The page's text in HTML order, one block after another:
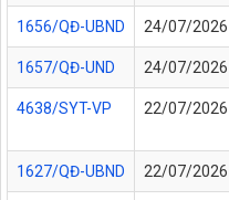
1656/QĐ-UBND 24/07/2026
1657/QĐ-UND 24/07/2026
4638/SYT-VP 22/07/2026
1627/QĐ-UBND 22/07/2026